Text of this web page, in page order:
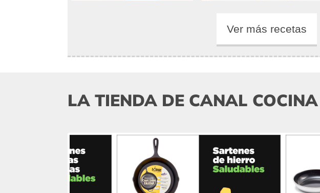
Ver más recetas
LA TIENDA DE CANAL COCINA